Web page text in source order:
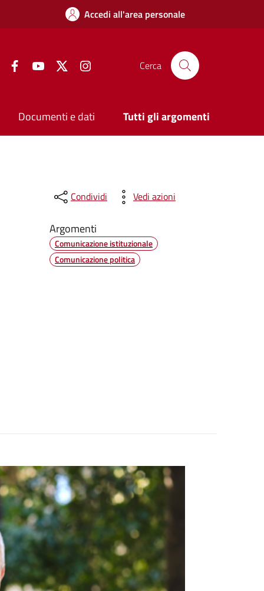
Accedi all'area personale
FacebookYouTube Twitter Cerca
Documenti e dati Tutti gli argomenti
Condividi Vedi azioni
Argomenti
Comunicazione istituzionale
Comunicazione politica